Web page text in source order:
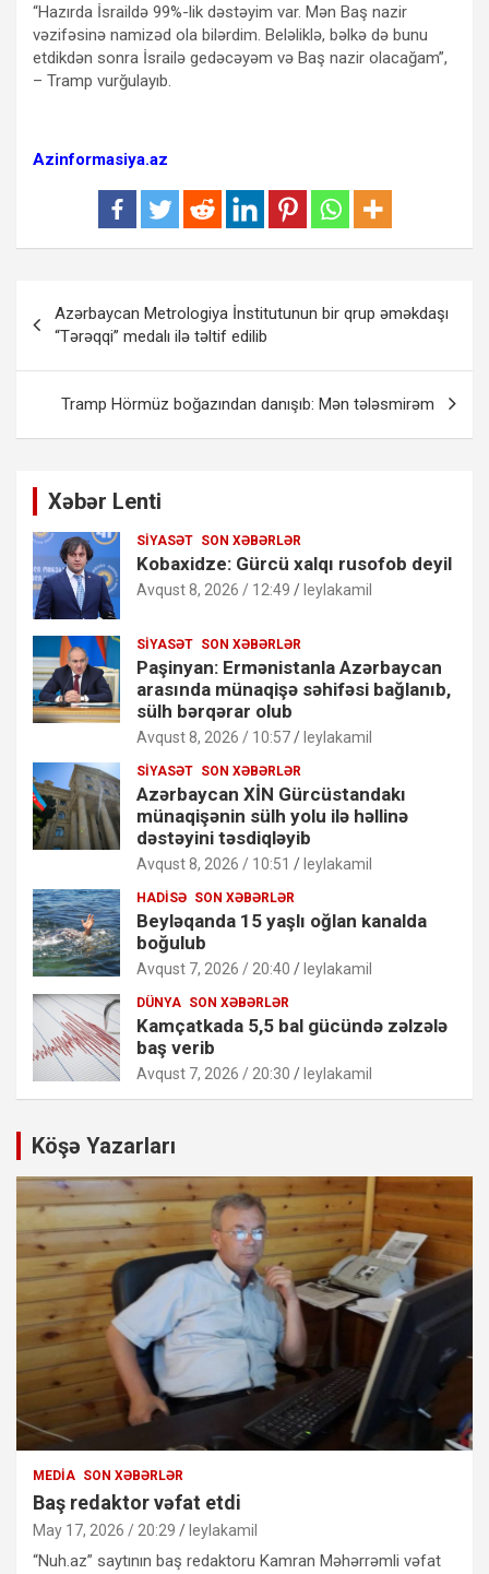
“Hazırda İsraildə 99%-lik dəstəyim var. Mən Baş nazir
vəzifəsinə namizəd ola bilərdim. Beləliklə, bəlkə də bunu
etdikdən sonra İsrailə gedəcəyəm və Baş nazir olacağam”,
– Tramp vurğulayıb.
Azinformasiya.az
naviqasiyası
Azərbaycan Metrologiya İnstitutunun bir qrup əməkdaşı
“Tərəqqi” medalı ilə təltif edilib
Tramp Hörmüz boğazından danışıb: Mən tələsmirəm
Xəbər Lenti
SIYASƏT SON XƏBƏRLƏR
Kobaxidze: Gürcü xalqı rusofob deyil
Avqust 8, 2026 / 12:49 leylakamil
SIYASƏT SON XƏBƏRLƏR
Paşinyan: Ermənistanla Azərbaycan
arasında münaqişə səhifəsi bağlanıb,
sülh bərqərar olub
Avqust 8, 2026 / 10:57 leylakamil
SIYASƏT SON XƏBƏRLƏR
Azərbaycan XİN Gürcüstandakı
münaqişənin sülh yolu ilə həllinə
dəstəyini təsdiqləyib
Avqust 8, 2026 / 10:51 leylakamil
HADISƏ SON XƏBƏRLƏR
Beyləqanda 15 yaşlı oğlan kanalda
boğulub
Avqust 7, 2026 / 20:40 leylakamil
DÜNYA SON XƏBƏRLƏR
Kamçatkada 5,5 bal gücündə zəlzələ
baş verib
Avqust 7, 2026 / 20:30 leylakamil
Köşə Yazarları
MEDIA SON XƏBƏRLƏR
Baş redaktor vəfat etdi
May 17, 2026 / 20:29 leylakamil
“Nuh.az” saytının baş redaktoru Kamran Məhərrəmli vəfat